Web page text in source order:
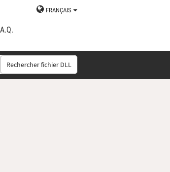
FRANÇAIS
Rechercher fichier DLL